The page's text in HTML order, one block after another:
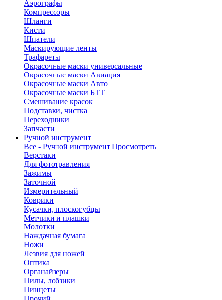
Аэрографы
Компрессоры
Шланги
Кисти
Шпатели
Маскирующие ленты
Трафареты
Окрасочные маски универсальные
Окрасочные маски Авиация
Окрасочные маски Авто
Окрасочные маски БТТ
Смешивание красок
Подставки, чистка
Переходники
Запчасти
Ручной инструмент
Все - Ручной инструмент Просмотреть
Верстаки
Для фототравления
Зажимы
Заточной
Измерительный
Коврики
Кусачки, плоскогубцы
Метчики и плашки
Молотки
Наждачная бумага
Ножи
Лезвия для ножей
Оптика
Органайзеры
Пилы, лобзики
Пинцеты
Прочий